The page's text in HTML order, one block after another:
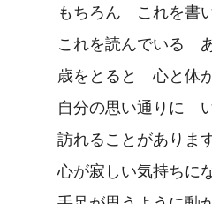
もちろん これを書
これを読んでいる
歳をとると 心と体
自分の思い通りに
訪れることがありま
心が寂しい気持ちに